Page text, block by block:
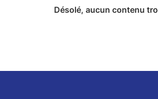
Désolé, aucun contenu